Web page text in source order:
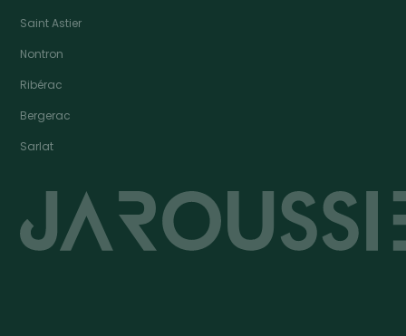
Saint Astier
Nontron
Ribérac
Bergerac
Sarlat